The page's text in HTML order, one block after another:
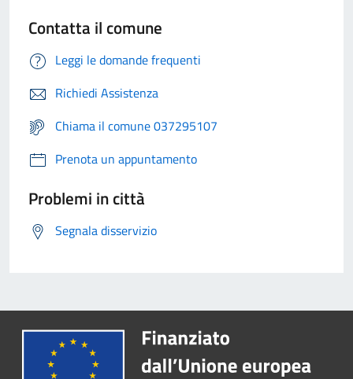
Contatta il comune
Leggi le domande frequenti
Richiedi Assistenza
Chiama il comune 037295107
Prenota un appuntamento
Problemi in città
Segnala disservizio